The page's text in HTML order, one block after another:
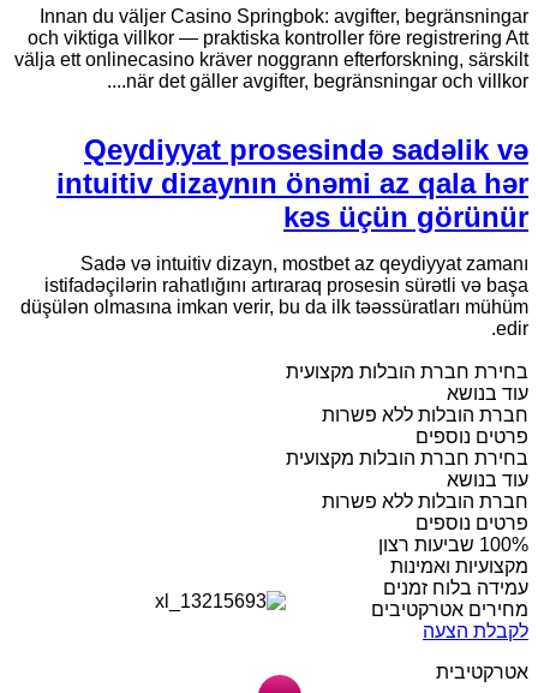
Innan du väljer Casino Springbok: avgifter, begränsningar
och viktiga villkor — praktiska kontroller före registrering Att
välja ett onlinecasino kräver noggrann efterforskning, särskilt
när det gäller avgifter, begränsningar och villkor....
Qeydiyyat prosesində sadəlik və
intuitiv dizaynın önəmi az qala hər
kəs üçün görünür
Sadə və intuitiv dizayn, mostbet az qeydiyyat zamanı
istifadəçilərin rahatlığını artıraraq prosesin sürətli və başa
düşülən olmasına imkan verir, bu da ilk təəssüratları mühüm
edir.
בחירת חברת הובלות מקצועית
עוד בנושא
חברת הובלות ללא פשרות
פרטים נוספים
בחירת חברת הובלות מקצועית
עוד בנושא
חברת הובלות ללא פשרות
פרטים נוספים
מקצועיות ואמינות
עמידה בלוח זמנים
מחירים אטרקטיבים
לקבלת הצעה
אטרקטיבית